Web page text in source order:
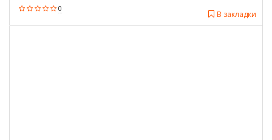
0
В закладки